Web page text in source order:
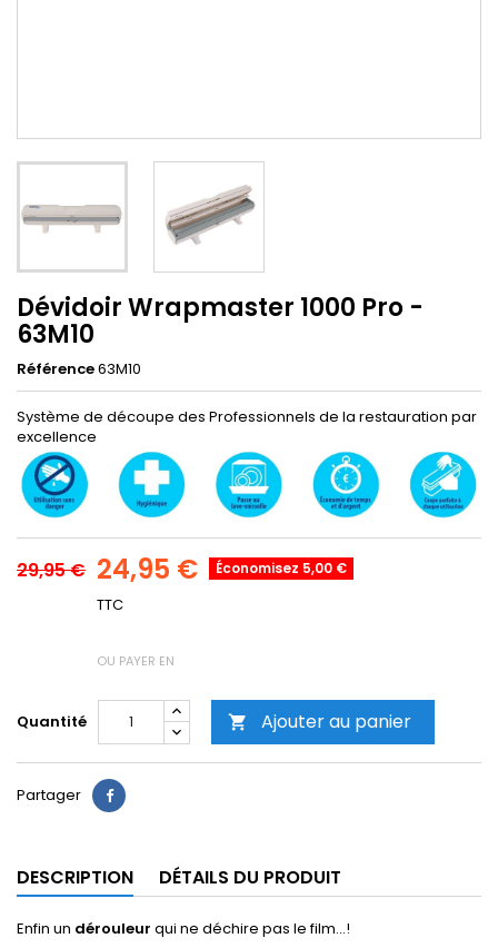
Dévidoir Wrapmaster 1000 Pro -
63M10
Référence63M10
Système de découpe des Professionnels de la restauration par
excellence
29,95 € 24,95 € Économisez 5,00 €
TTC
OU PAYER EN
Quantité  Ajouter au panier
Partager
DESCRIPTION DÉTAILS DU PRODUIT
Enfin un dérouleur qui ne déchire pas le film...!